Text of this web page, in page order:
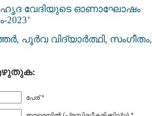
വേദിയുടെ ഓണാഘോഷം
, പൂര്‍വ വിദ്യാര്‍ത്ഥി, സംഗീതം,
പേര് *